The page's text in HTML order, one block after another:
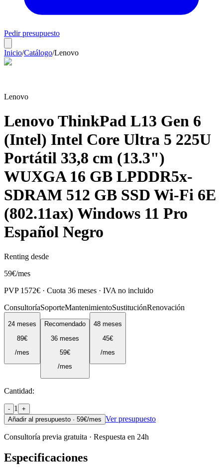
Pedir presupuesto
Inicio/Catálogo/Lenovo
Lenovo
Lenovo ThinkPad L13 Gen 6
(Intel) Intel Core Ultra 5 225U
Portátil 33,8 cm (13.3")
WUXGA 16 GB LPDDR5x-
SDRAM 512 GB SSD Wi-Fi 6E
(802.11ax) Windows 11 Pro
Español Negro
Renting desde
59€/mes
PVP 1572€ · Cuota 36 meses · IVA no incluido
ConsultoríaSoporteMantenimientoSustituciónRenovación
24 meses
89€
/mes
Recomendado
36 meses
59€
/mes
48 meses
45€
/mes
Cantidad:
- 1
+
Añadir al presupuesto · 59€/mes Ver presupuesto
Consultoría previa gratuita · Respuesta en 24h
Especificaciones